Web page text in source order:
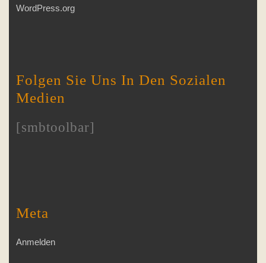
WordPress.org
Folgen Sie Uns In Den Sozialen
Medien
[smbtoolbar]
Meta
Anmelden